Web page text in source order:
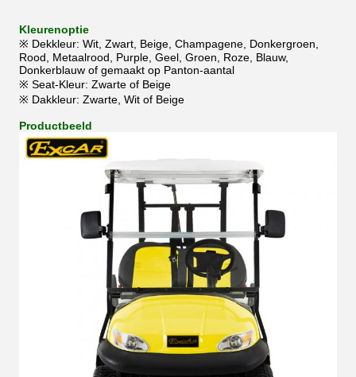
Kleurenoptie
※ Dekkleur: Wit, Zwart, Beige, Champagene, Donkergroen,
Rood, Metaalrood, Purple, Geel, Groen, Roze, Blauw,
Donkerblauw of gemaakt op Panton-aantal
※ Seat-Kleur: Zwarte of Beige
※ Dakkleur: Zwarte, Wit of Beige
Productbeeld